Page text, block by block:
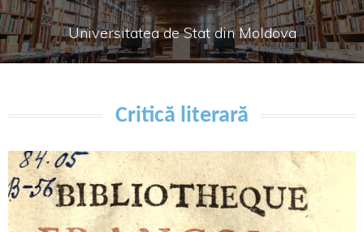
Universitatea de Stat din Moldova
Critică literară